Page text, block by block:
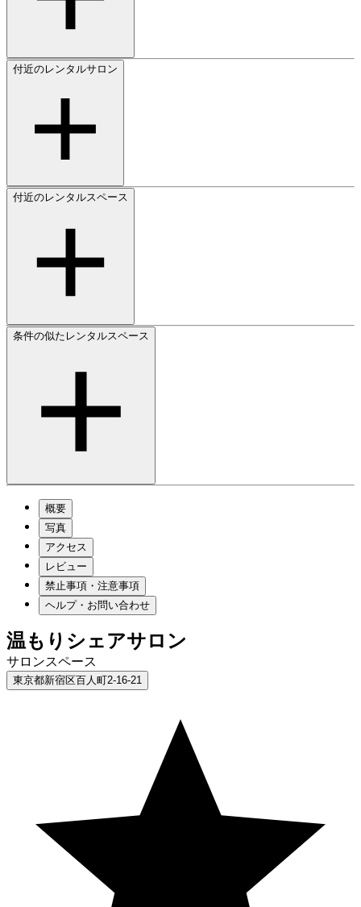
東京都のセルフ脱毛サロン
新宿区のセルフ脱毛サロン
大久保駅のセルフ脱毛サロン
東新宿駅のセルフ脱毛サロン
西早稲田駅のセルフ脱毛サロン
付近のレンタルサロン
東京都のレンタルサロン
大久保駅のレンタルサロン
付近のレンタルスペース
東京都のレンタルスペース
西武新宿駅のレンタルスペース
西早稲田駅のレンタルスペース
条件の似たレンタルスペース
おしゃれなレンタルスペース
概要
写真
アクセス
レビュー
禁止事項・注意事項
ヘルプ・お問い合わせ
温もりシェアサロン
サロンスペース
東京都新宿区百人町2-16-21